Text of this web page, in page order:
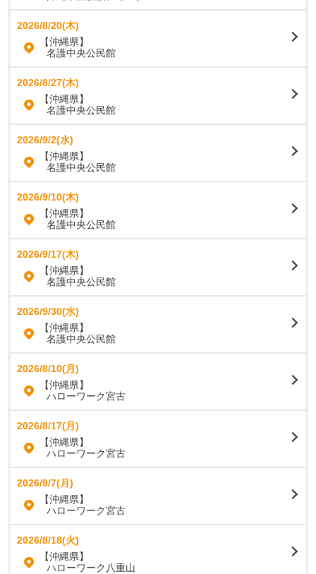
2026/8/20(木)
【沖縄県】
名護中央公民館
2026/8/27(木)
【沖縄県】
名護中央公民館
2026/9/2(水)
【沖縄県】
名護中央公民館
2026/9/10(木)
【沖縄県】
名護中央公民館
2026/9/17(木)
【沖縄県】
名護中央公民館
2026/9/30(水)
【沖縄県】
名護中央公民館
2026/8/10(月)
【沖縄県】
ハローワーク宮古
2026/8/17(月)
【沖縄県】
ハローワーク宮古
2026/9/7(月)
【沖縄県】
ハローワーク宮古
2026/8/18(火)
【沖縄県】
ハローワーク八重山